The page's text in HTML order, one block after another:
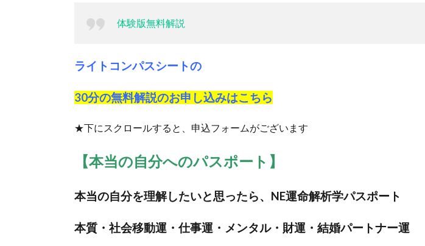
体験版無料解説
ライトコンパスシートの
30分の無料解説のお申し込みはこちら
★下にスクロールすると、申込フォームがございます
【本当の自分へのパスポート】
本当の自分を理解したいと思ったら、NE運命解析学パスポート
本質・社会移動運・仕事運・メンタル・財運・結婚パートナー運